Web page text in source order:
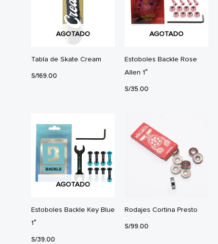
AGOTADO
Tabla de Skate Cream
S/169.00
AGOTADO
Estoboles Backle Rose
Allen 1″
S/35.00
AGOTADO
Estoboles Backle Key Blue
1″
S/39.00
Rodajes Cortina Presto
S/99.00